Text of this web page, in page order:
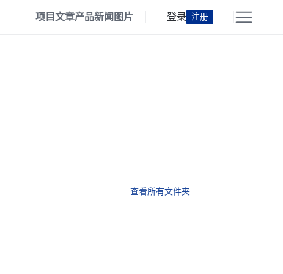
项目文章产品新闻 图片 登录 注册
查看所有文件夹